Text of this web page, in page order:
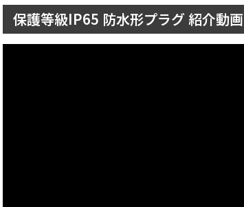
保護等級IP65 防水形プラグ 紹介動画